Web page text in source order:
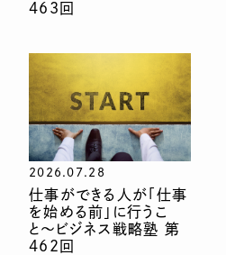
463回
2026.07.28
仕事ができる人が「仕事
を始める前」に行うこ
と〜ビジネス戦略塾 第
462回